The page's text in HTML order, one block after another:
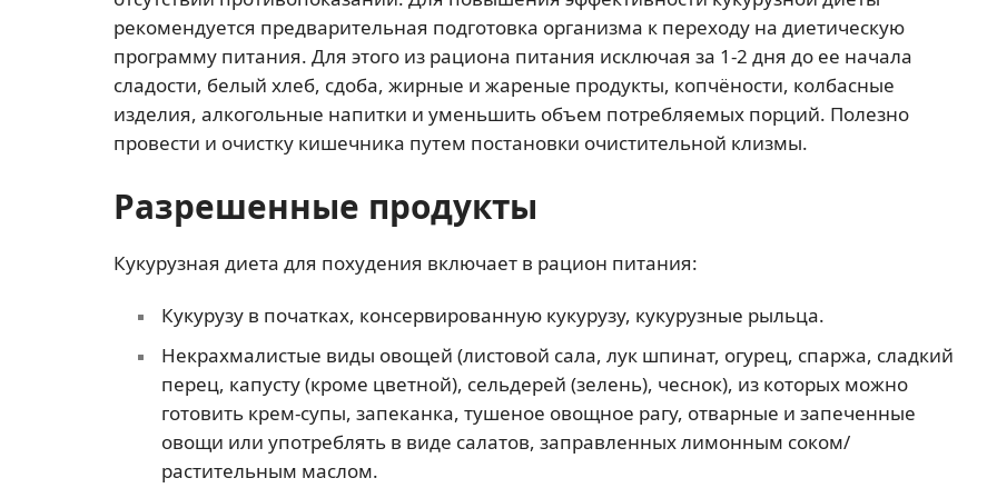
рекомендуется предварительная подготовка организма к переходу на диетическую
программу питания. Для этого из рациона питания исключая за 1-2 дня до ее начала
сладости, белый хлеб, сдоба, жирные и жареные продукты, копчёности, колбасные
изделия, алкогольные напитки и уменьшить объем потребляемых порций. Полезно
провести и очистку кишечника путем постановки очистительной клизмы.
Разрешенные продукты
Кукурузная диета для похудения включает в рацион питания:
Кукурузу в початках, консервированную кукурузу, кукурузные рыльца.
Некрахмалистые виды овощей (листовой сала, лук шпинат, огурец, спаржа, сладкий
перец, капусту (кроме цветной), сельдерей (зелень), чеснок), из которых можно
готовить крем-супы, запеканка, тушеное овощное рагу, отварные и запеченные
овощи или употреблять в виде салатов, заправленных лимонным соком/
растительным маслом.